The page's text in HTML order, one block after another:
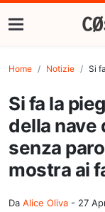
Home Notizie Si fa la
Si fa la
della nave
senza
mostra ai
Da Alice Oliva - 27